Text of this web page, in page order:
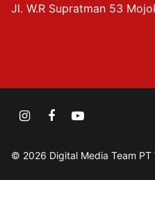
Jl. W.R Supratman 53
© 2026 Digital Media Team PT